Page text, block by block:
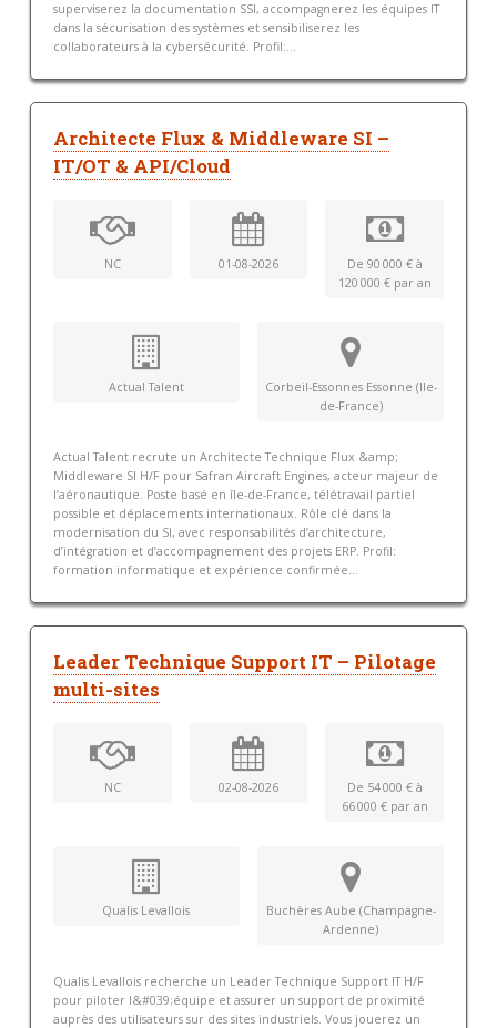
superviserez la documentation SSI, accompagnerez les équipes IT
dans la sécurisation des systèmes et sensibiliserez les
collaborateurs à la cybersécurité. Profil:...
Architecte Flux & Middleware SI –
IT/OT & API/Cloud
NC 01-08-2026
De 90 000 € à
120 000 € par an
Actual Talent
Corbeil-Essonnes Essonne (Ile-
de-France)
Actual Talent recrute un Architecte Technique Flux &amp;
Middleware SI H/F pour Safran Aircraft Engines, acteur majeur de
l’aéronautique. Poste basé en île-de-France, télétravail partiel
possible et déplacements internationaux. Rôle clé dans la
modernisation du SI, avec responsabilités d’architecture,
d’intégration et d’accompagnement des projets ERP. Profil:
formation informatique et expérience confirmée...
Leader Technique Support IT – Pilotage
multi-sites
NC 02-08-2026
De 54 000 € à
66 000 € par an
Qualis Levallois
Buchères Aube (Champagne-
Ardenne)
Qualis Levallois recherche un Leader Technique Support IT H/F
pour piloter l&#039;équipe et assurer un support de proximité
auprès des utilisateurs sur des sites industriels. Vous jouerez un